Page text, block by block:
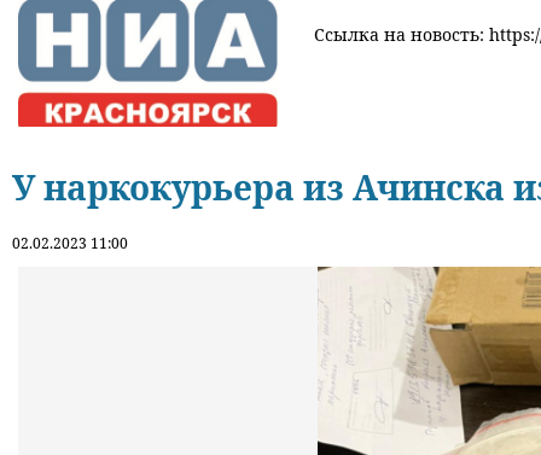
Ссылка на новость:
У наркокурьера из Ачинска
02.02.2023 11:00